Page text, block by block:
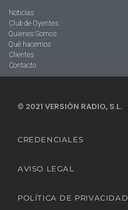
Noticias
Club de Oyentes
Quienes Somos
Qué hacemos
Clientes
Contacto
© 2021 VERSIÓN RADIO, S.L.
CREDENCIALES
AVISO LEGAL
POLÍTICA DE PRIVACIDAD